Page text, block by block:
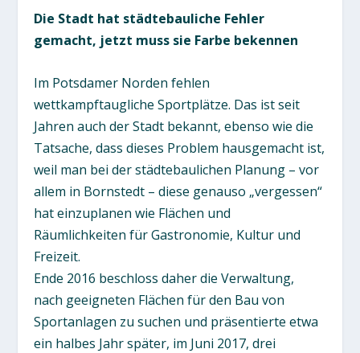
Die Stadt hat städtebauliche Fehler
gemacht, jetzt muss sie Farbe bekennen
Im Potsdamer Norden fehlen
wettkampftaugliche Sportplätze. Das ist seit
Jahren auch der Stadt bekannt, ebenso wie die
Tatsache, dass dieses Problem hausgemacht ist,
weil man bei der städtebaulichen Planung – vor
allem in Bornstedt – diese genauso „vergessen“
hat einzuplanen wie Flächen und
Räumlichkeiten für Gastronomie, Kultur und
Freizeit.
Ende 2016 beschloss daher die Verwaltung,
nach geeigneten Flächen für den Bau von
Sportanlagen zu suchen und präsentierte etwa
ein halbes Jahr später, im Juni 2017, drei